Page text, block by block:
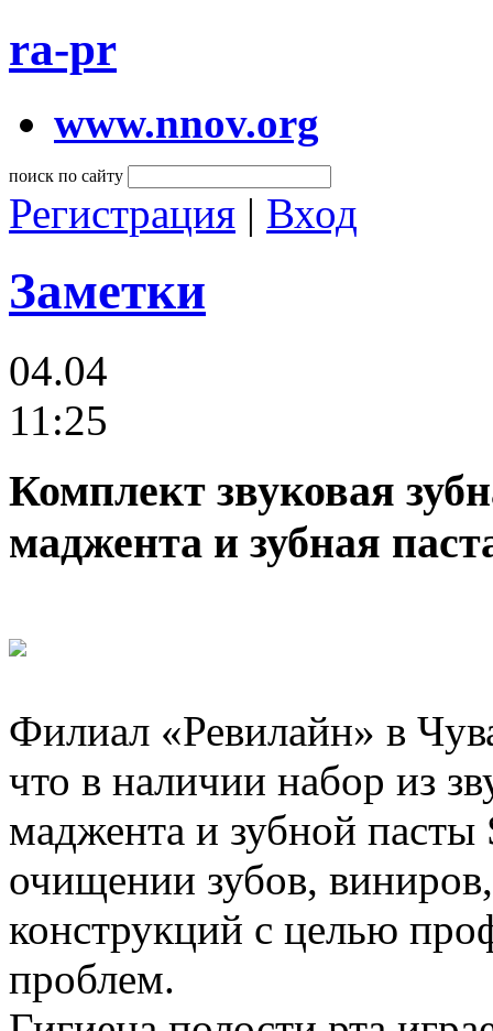
ra-pr
www.nnov.org
поиск по сайту
Регистрация | Вход
Заметки
04.04
11:25
Комплект звуковая
маджента и зубная
Филиал «Ревилайн» в
что в наличии набор из
маджента и зубной пасты
очищении зубов,
конструкций с целью
проблем.